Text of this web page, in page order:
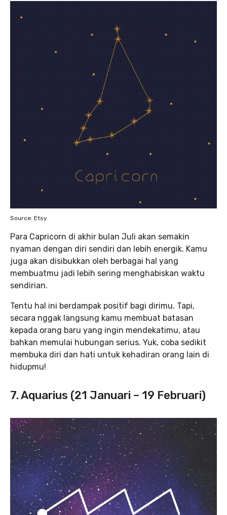
Source: Etsy
Para Capricorn di akhir bulan Juli akan semakin
nyaman dengan diri sendiri dan lebih energik. Kamu
juga akan disibukkan oleh berbagai hal yang
membuatmu jadi lebih sering menghabiskan waktu
sendirian.
Tentu hal ini berdampak positif bagi dirimu. Tapi,
secara nggak langsung kamu membuat batasan
kepada orang baru yang ingin mendekatimu, atau
bahkan memulai hubungan serius. Yuk, coba sedikit
membuka diri dan hati untuk kehadiran orang lain di
hidupmu!
7. Aquarius (21 Januari – 19 Februari)